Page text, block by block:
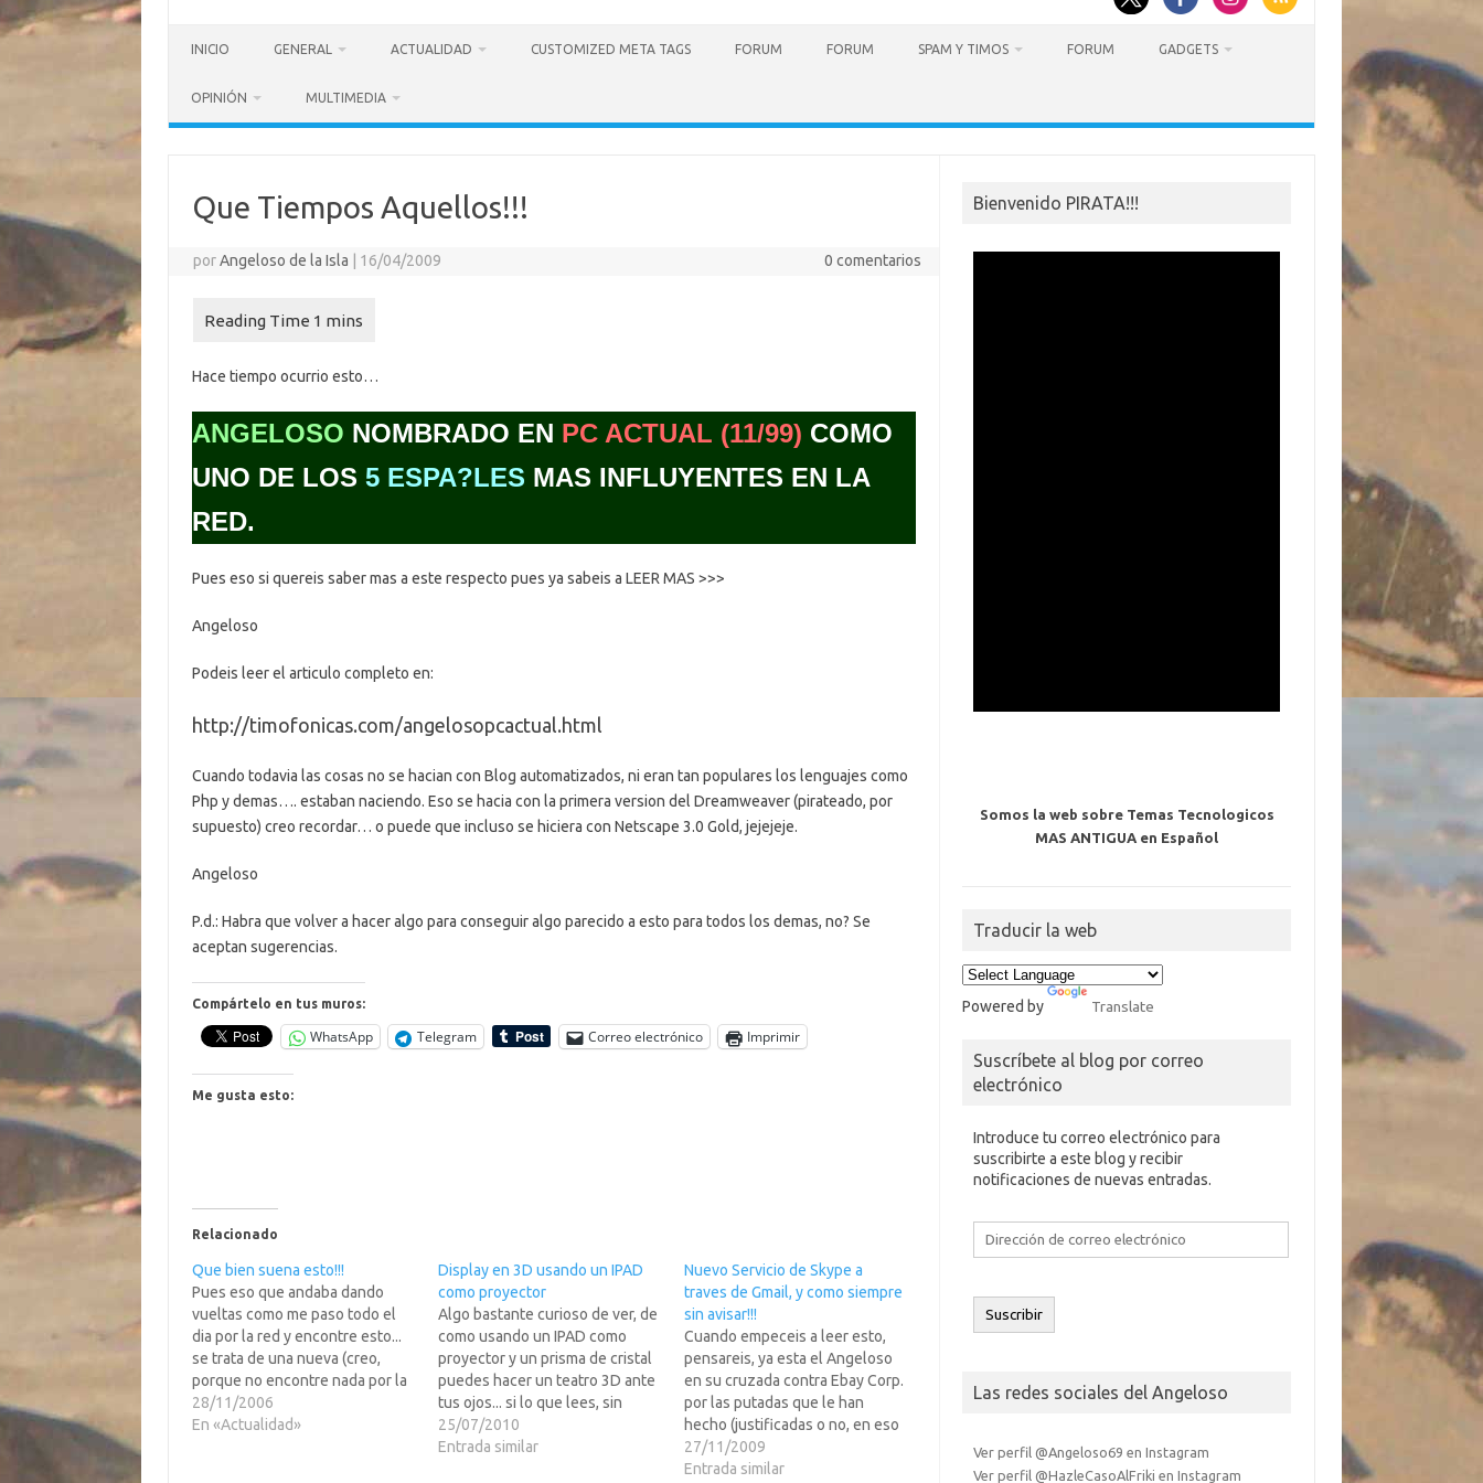
INICIO GENERAL ACTUALIDAD CUSTOMIZED META TAGS FORUM FORUM SPAM Y TIMOS FORUM GADGETS
OPINIÓN MULTIMEDIA
Que Tiempos Aquellos!!!
porAngeloso de la Isla 16/04/2009 0 comentarios
Hace tiempo ocurrio esto…
ANGELOSO NOMBRADO EN PC ACTUAL (11/99) COMO
UNO DE LOS 5 ESPA?LES MAS INFLUYENTES EN LA
RED.
Pues eso si quereis saber mas a este respecto pues ya sabeis a LEER MAS >>>
Angeloso
Podeis leer el articulo completo en:
http://timofonicas.com/angelosopcactual.html
Cuando todavia las cosas no se hacian con Blog automatizados, ni eran tan populares los lenguajes como
Php y demas…. estaban naciendo. Eso se hacia con la primera version del Dreamweaver (pirateado, por
supuesto) creo recordar… o puede que incluso se hiciera con Netscape 3.0 Gold, jejejeje.
Angeloso
P.d.: Habra que volver a hacer algo para conseguir algo parecido a esto para todos los demas, no? Se
aceptan sugerencias.
Compártelo en tus muros:
WhatsApp Telegram Correo electrónico Imprimir
Me gusta esto:
Relacionado
Que bien suena esto!!!
Pues eso que andaba dando
vueltas como me paso todo el
dia por la red y encontre esto...
se trata de una nueva (creo,
porque no encontre nada por la
mula) cantante Venezolana
llamada Karina. Asi que id a leer
28/11/2006
En «Actualidad»
Display en 3D usando un IPAD
como proyector
Algo bastante curioso de ver, de
como usando un IPAD como
proyector y un prisma de cristal
puedes hacer un teatro 3D ante
tus ojos... si lo que lees, sin
necesidad de gafas ni nada de
eso.Aunque todavia esta un
25/07/2010
Entrada similar
Nuevo Servicio de Skype a
traves de Gmail, y como siempre
sin avisar!!!
Cuando empeceis a leer esto,
pensareis, ya esta el Angeloso
en su cruzada contra Ebay Corp.
por las putadas que le han
hecho (justificadas o no, en eso
no pienso).Y mira puede ser
verdad, pero resulta que hoy
27/11/2009
Entrada similar
Bienvenido PIRATA!!!
Somos la web sobre Temas Tecnologicos
MAS ANTIGUA en Español
Traducir la web
Powered by Translate
Suscríbete al blog por correo
electrónico
Introduce tu correo electrónico para
suscribirte a este blog y recibir
notificaciones de nuevas entradas.
Dirección
electrónico
Suscribir
Las redes sociales del Angeloso
Ver perfil @Angeloso69 en Instagram
Ver perfil @HazleCasoAlFriki en Instagram